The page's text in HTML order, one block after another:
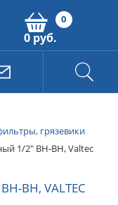
0
0 руб.
грязевики
1/2" ВН-ВН, Valtec
ВН, VALTEC